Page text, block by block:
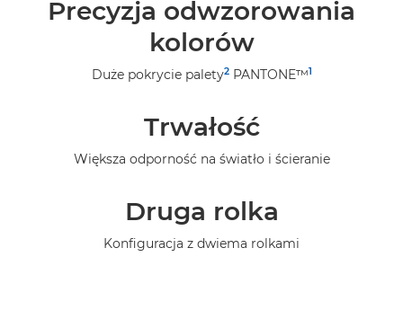
Precyzja odwzorowania
kolorów
Duże pokrycie palety2PANTONE™1
Trwałość
Większa odporność na światło i ścieranie
Druga rolka
Konfiguracja z dwiema rolkami